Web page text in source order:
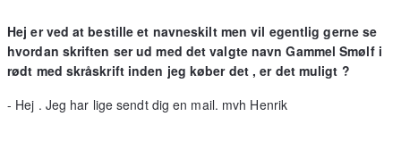
Hej er ved at bestille et navneskilt men vil egentlig gerne se
hvordan skriften ser ud med det valgte navn Gammel Smølf i
rødt med skråskrift inden jeg køber det , er det muligt ?
- Hej . Jeg har lige sendt dig en mail. mvh Henrik